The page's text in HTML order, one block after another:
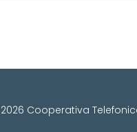
Cooperativa Telefonica